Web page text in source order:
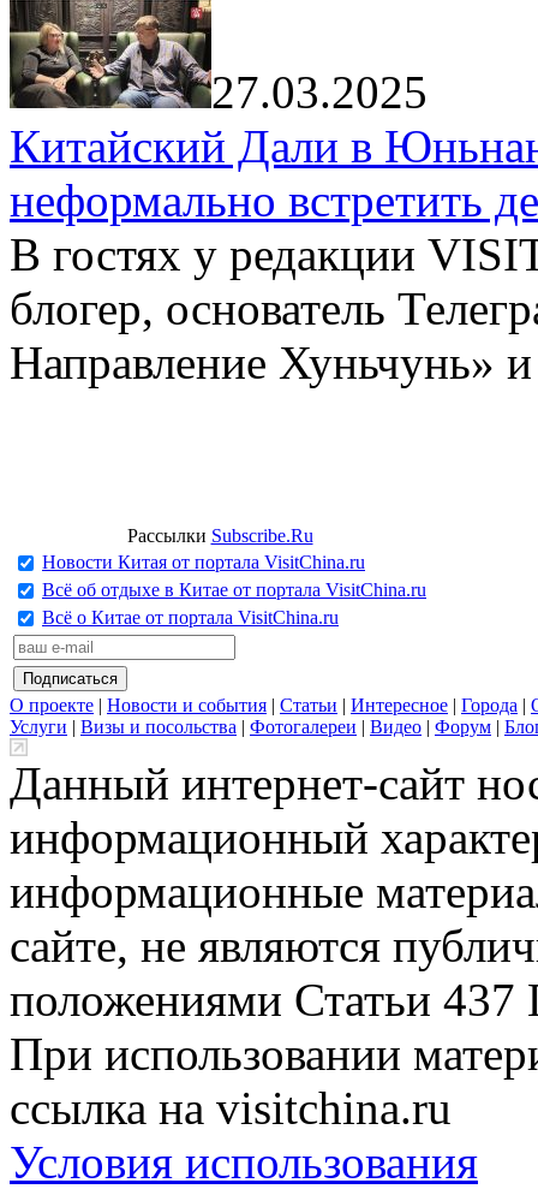
27.03.2025
Китайский Дали в
неформально встретить
В гостях у редакции
блогер, основатель
Направление Хуньчунь»
Рассылки Subscribe.Ru
Новости Китая от портала VisitChina.ru
Всё об отдыхе в Китае от портала VisitChina.ru
Всё о Китае от портала VisitChina.ru
О проекте | Новости и события | Статьи | Интересное | Города |
Услуги | Визы и посольства | Фотогалереи | Видео | Форум |
Данный интернет-сайт
информационный
информационные
сайте, не являются
положениями Статьи 437
При использовании
ссылка на visitchina.ru
Условия использования